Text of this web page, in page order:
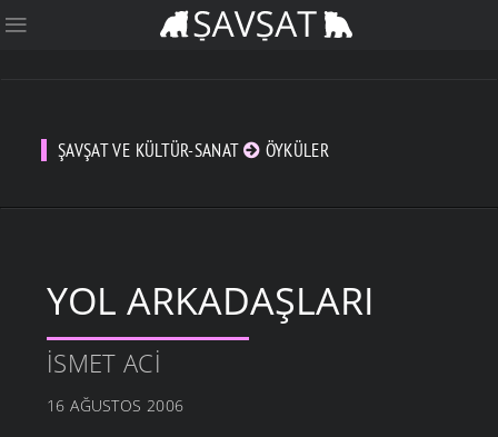
ŞAVŞAT VE KÜLTÜR-SANAT ÖYKÜLER
YOL ARKADAŞLARI
İSMET ACI
16 AĞUSTOS 2006